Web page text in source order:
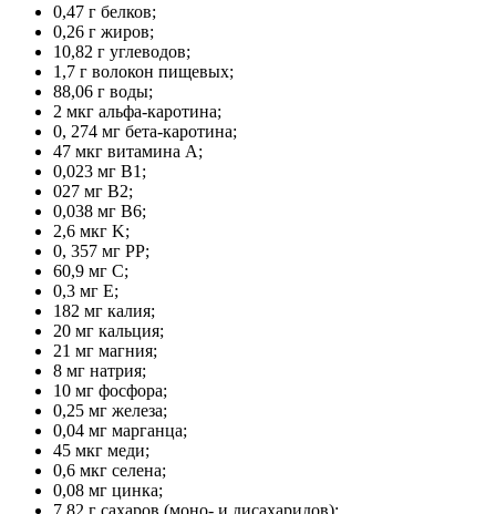
0,47 г белков;
0,26 г жиров;
10,82 г углеводов;
1,7 г волокон пищевых;
88,06 г воды;
2 мкг альфа-каротина;
0, 274 мг бета-каротина;
47 мкг витамина A;
0,023 мг B1;
027 мг B2;
0,038 мг B6;
2,6 мкг K;
0, 357 мг PP;
60,9 мг C;
0,3 мг E;
182 мг калия;
20 мг кальция;
21 мг магния;
8 мг натрия;
10 мг фосфора;
0,25 мг железа;
0,04 мг марганца;
45 мкг меди;
0,6 мкг селена;
0,08 мг цинка;
7,82 г сахаров (моно- и дисахаридов);